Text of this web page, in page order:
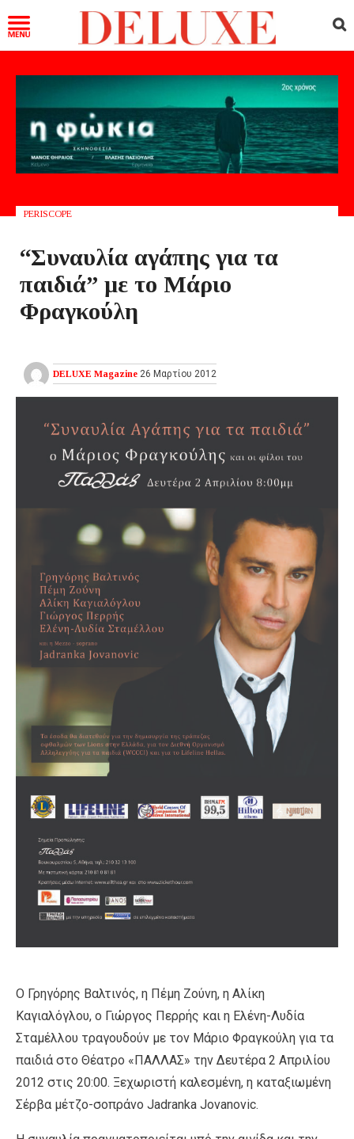
PERISCOPE
“Συναυλία αγάπης για τα
παιδιά” με το Μάριο
Φραγκούλη
DELUXE Magazine 26 Μαρτίου 2012
O Γρηγόρης Βαλτινός, η Πέμη Ζούνη, η Αλίκη
Καγιαλόγλου, ο Γιώργος Περρής και η Ελένη-Λυδία
Σταμέλλου τραγουδούν με τον Μάριο Φραγκούλη για τα
παιδιά στο Θέατρο «ΠΑΛΛΑΣ» την Δευτέρα 2 Απριλίου
2012 στις 20:00. Ξεχωριστή καλεσμένη, η καταξιωμένη
Σέρβα μέτζο-σοπράνο Jadranka Jovanovic.